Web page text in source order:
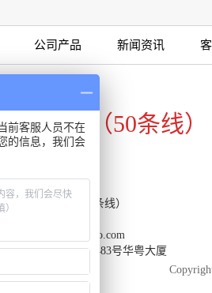
公司产品 新闻资讯
（50条线）
34821111（50条线）
reacon@huayueco.com
市番禺区兴南大道483号华粤大厦
前客服人员不在
的信息，我们会